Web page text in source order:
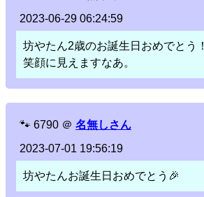
2023-06-29 06:24:59
坊やたん2歳のお誕生日おめでとう！
笑顔に見えますなあ。
🐾 6790 ＠ 名無しさん
2023-07-01 19:56:19
坊やたんお誕生日おめでとう🎉